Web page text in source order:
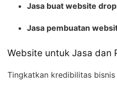
Jasa buat website
Jasa pembuatan
Website untuk Jasa dan
Tingkatkan kredibilitas bisnis